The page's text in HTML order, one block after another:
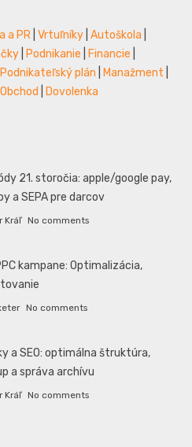
a PR Vrtuľníky Autoškola
Podnikanie Financie
Podnikateľský plán Manažment
Obchod Dovolenka
21. storočia: apple/google pay,
a SEPA pre darcov
Kráľ No comments
kampane: Optimalizácia,
No comments
a SEO: optimálna štruktúra,
a správa archívu
Kráľ No comments